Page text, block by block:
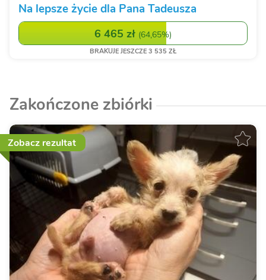
Na lepsze życie dla Pana Tadeusza
6 465 zł (64,65%)
BRAKUJE JESZCZE 3 535 ZŁ
Zakończone zbiórki
Zobacz rezultat